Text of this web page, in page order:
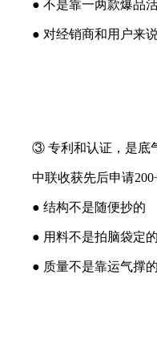
● 不是靠一两款爆品
● 对经销商和用户来
③ 专利和认证，是底
中联收获先后申请
● 结构不是随便抄的
● 用料不是拍脑袋定的
● 质量不是靠运气撑的